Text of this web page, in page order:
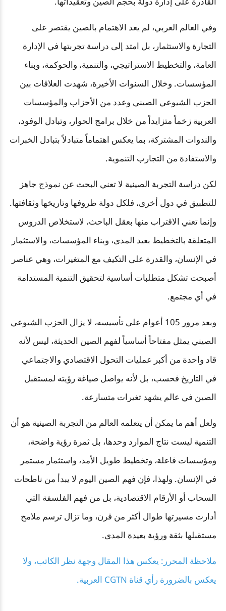
وفي العالم العربي، لم يعد الاهتمام بالصين يقتصر على
التجارة والاستثمار، بل امتد إلى دراسة تجربتها في الإدارة
العامة، والتخطيط الاستراتيجي، والتنمية، والحوكمة، وبناء
المؤسسات. وخلال السنوات الأخيرة، شهدت العلاقات بين
الحزب الشيوعي الصيني وعدد من الأحزاب والمؤسسات
العربية زخماً متزايداً من خلال برامج الحوار، وتبادل الوفود،
والندوات المشتركة، بما يعكس اهتماماً متبادلاً بتبادل الخبرات
والاستفادة من التجارب التنموية.
لكن دراسة التجربة الصينية لا تعني البحث عن نموذج جاهز
للتطبيق في دول أخرى، فلكل دولة ظروفها وتاريخها وثقافتها.
وإنما تعني الاقتراب منها بعقل الباحث، لاستخلاص الدروس
المتعلقة بالتخطيط بعيد المدى، وبناء المؤسسات، والاستثمار
في الإنسان، والقدرة على التكيف مع المتغيرات، وهي عناصر
أصبحت تشكل متطلبات أساسية لتحقيق التنمية المستدامة
في أي مجتمع.
وبعد مرور 105 أعوام على تأسيسه، لا يزال الحزب الشيوعي
الصيني يمثل مفتاحاً أساسياً لفهم الصين الحديثة، ليس لأنه
قاد واحدة من أكبر عمليات التحول الاقتصادي والاجتماعي
في التاريخ فحسب، بل لأنه يواصل صياغة رؤيته لمستقبل
الصين في عالم يشهد تغيرات متسارعة.
ولعل أهم ما يمكن أن يتعلمه العالم من التجربة الصينية هو أن
التنمية ليست نتاج الموارد وحدها، بل ثمرة رؤية واضحة،
ومؤسسات فاعلة، وتخطيط طويل الأمد، واستثمار مستمر
في الإنسان. ولهذا، فإن فهم الصين اليوم لا يبدأ من ناطحات
السحاب أو الأرقام الاقتصادية، بل من فهم الفلسفة التي
أدارت مسيرتها طوال أكثر من قرن، وما تزال ترسم ملامح
مستقبلها بثقة ورؤية بعيدة المدى.
ملاحظة المحرر: يعكس هذا المقال وجهة نظر الكاتب، ولا
يعكس بالضرورة رأي قناة CGTN العربية.